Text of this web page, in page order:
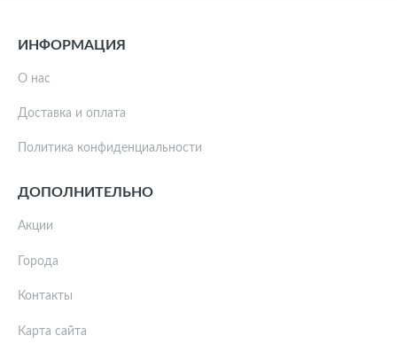
ИНФОРМАЦИЯ
О нас
Доставка и оплата
Политика конфиденциальности
ДОПОЛНИТЕЛЬНО
Акции
Города
Контакты
Карта сайта